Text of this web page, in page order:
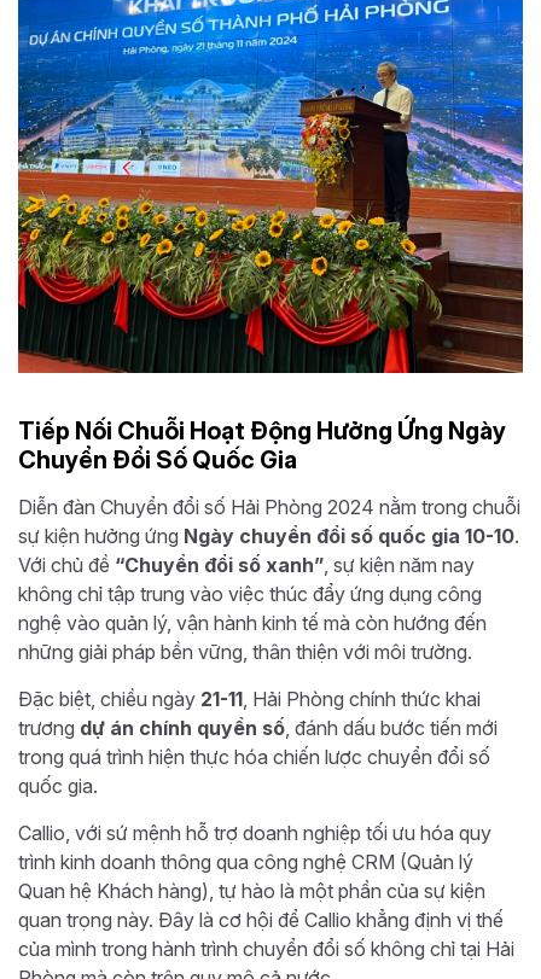
Tiếp Nối Chuỗi Hoạt Động Hưởng Ứng Ngày
Chuyển Đổi Số Quốc Gia
Diễn đàn Chuyển đổi số Hải Phòng 2024 nằm trong chuỗi
sự kiện hưởng ứng Ngày chuyển đổi số quốc gia 10-10.
Với chủ đề “Chuyển đổi số xanh” , sự kiện năm nay
không chỉ tập trung vào việc thúc đẩy ứng dụng công
nghệ vào quản lý, vận hành kinh tế mà còn hướng đến
những giải pháp bền vững, thân thiện với môi trường.
Đặc biệt, chiều ngày 21-11 , Hải Phòng chính thức khai
trương dự án chính quyền số , đánh dấu bước tiến mới
trong quá trình hiện thực hóa chiến lược chuyển đổi số
quốc gia.
Callio, với sứ mệnh hỗ trợ doanh nghiệp tối ưu hóa quy
trình kinh doanh thông qua công nghệ CRM (Quản lý
Quan hệ Khách hàng), tự hào là một phần của sự kiện
quan trọng này. Đây là cơ hội để Callio khẳng định vị thế
của mình trong hành trình chuyển đổi số không chỉ tại Hải